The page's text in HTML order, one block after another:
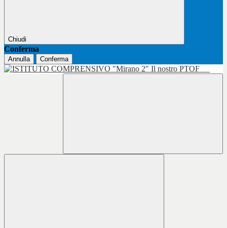
Chiudi
Conferma
Annulla Conferma
Il nostro PTOF